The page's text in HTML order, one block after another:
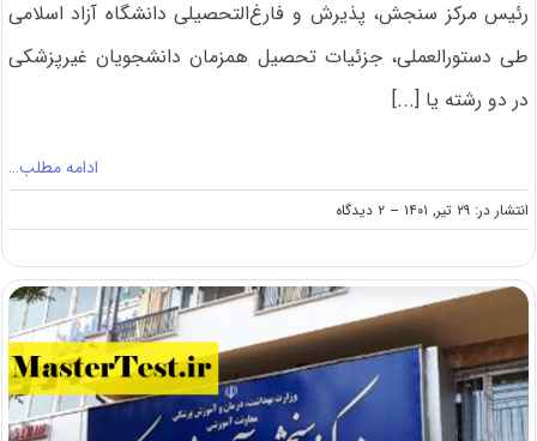
رئیس مرکز سنجش، پذیرش و فارغ‌التحصیلی دانشگاه آزاد اسلامی
طی دستورالعملی، جزئیات تحصیل همزمان دانشجویان غیرپزشکی
در دو رشته یا [...]
ادامه مطلب…
انتشار در: ۲۹ تیر, ۱۴۰۱ -- ۲ دیدگاه
on
اعلام
تحصیل
همزمان
در
مقطع
ارشد
دانشگاه
آزاد